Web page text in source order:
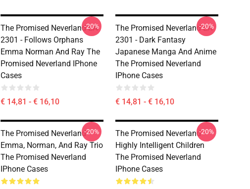
The Promised Neverland LA
2301 - Follows Orphans
Emma Norman And Ray The
Promised Neverland IPhone
Cases
€ 14,81 - € 16,10
-20%
The Promised Neverland LA
2301 - Dark Fantasy
Japanese Manga And Anime
The Promised Neverland
IPhone Cases
€ 14,81 - € 16,10
-20%
The Promised Neverland -
Emma, Norman, And Ray Trio
The Promised Neverland
IPhone Cases
-20%
The Promised Neverland -
Highly Intelligent Children
The Promised Neverland
IPhone Cases
-20%